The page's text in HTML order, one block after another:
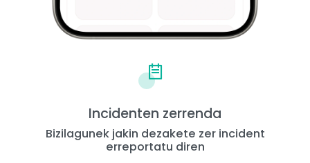
Incidenten zerrenda
Bizilagunek jakin dezakete zer incident
erreportatu diren